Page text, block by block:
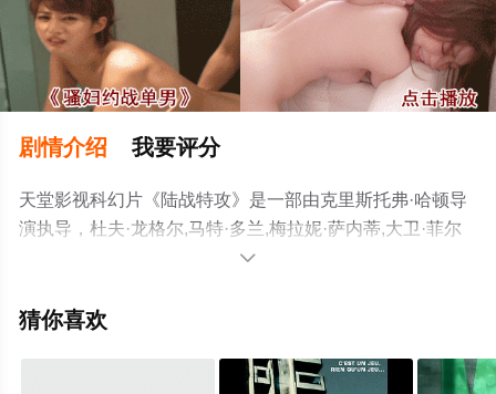
剧情介绍 我要评分
天堂影视科幻片《陆战特攻》是一部由克里斯托弗·哈顿导
演执导，杜夫·龙格尔,马特·多兰,梅拉妮·萨内蒂,大卫·菲尔
德
集），手机免费观看高清无删减完整版电影就上天堂电影

猜你喜欢